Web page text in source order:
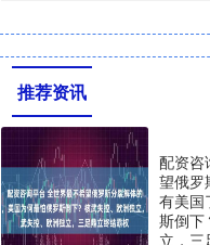
推荐资讯
配资咨
望俄罗
有美国
斯倒下
立，三